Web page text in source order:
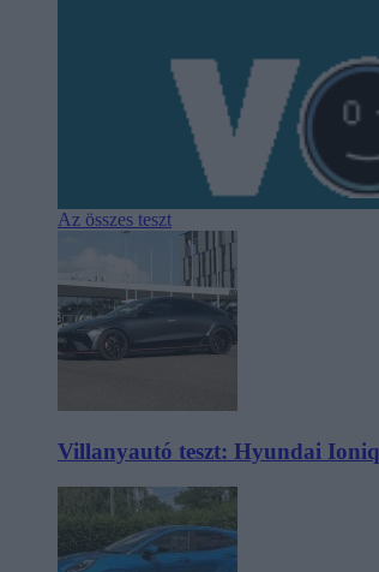
Az összes teszt
Villanyautó teszt: Hyundai